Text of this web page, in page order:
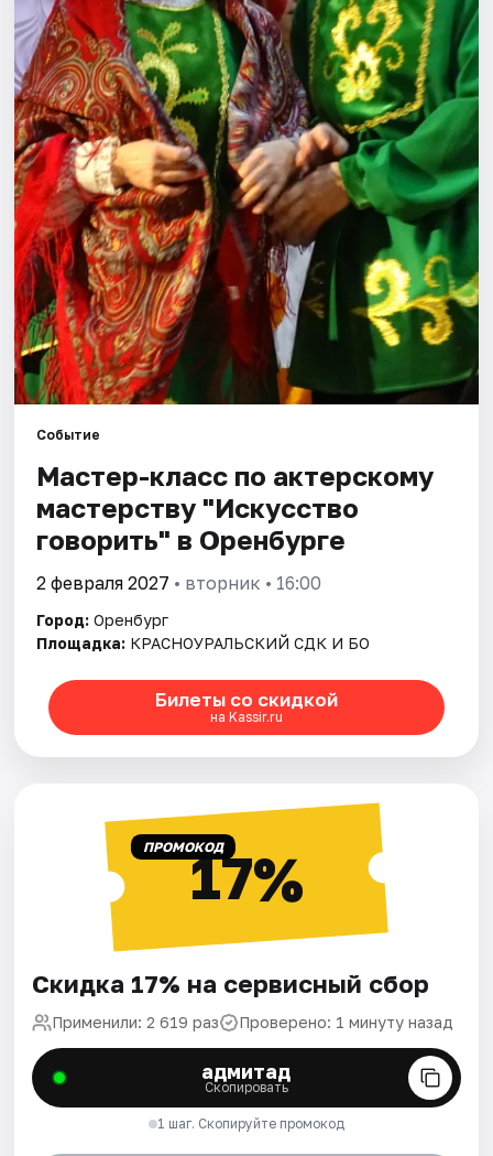
Города
Площадки
Артисты
Рейтинги
Событие
Мастер-класс по актерскому
мастерству "Искусство
говорить" в Оренбурге
2 февраля 2027 • вторник • 16:00
Город: Оренбург
Площадка: КРАСНОУРАЛЬСКИЙ СДК И БО
Билеты со скидкой
на Kassir.ru
ПРОМОКОД17%
Скидка 17% на сервисный сбор
Применили: 2 619 раз Проверено: 1 минуту назад
адмитад
Скопировать
1 шаг. Скопируйте промокод